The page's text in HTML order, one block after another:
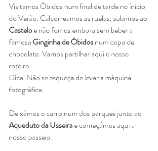
Visitamos Óbidos num final de tarde no ínicio
do Verão. Calcorreamos as ruelas, subimos ao
Castelo e não fomos embora sem beber a
famosa Ginginha de Óbidos num copo de
chocolate. Vamos partilhar aqui o nosso
roteiro.
Dica: Não se esqueça de levar a máquina
fotográfica.
Deixámos o carro num dos parques junto ao
Aqueduto da Usseira e começámos aqui a
nosso passeio.